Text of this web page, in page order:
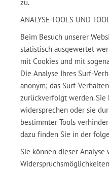
zu.
ANALYSE-TOOLS UND
Beim Besuch unserer
statistisch ausgewertet
mit Cookies und mit
Die Analyse Ihres Surf-
anonym; das Surf-
zurückverfolgt werden. Sie
widersprechen oder sie
bestimmter Tools
dazu finden Sie in der
Sie können dieser Analyse